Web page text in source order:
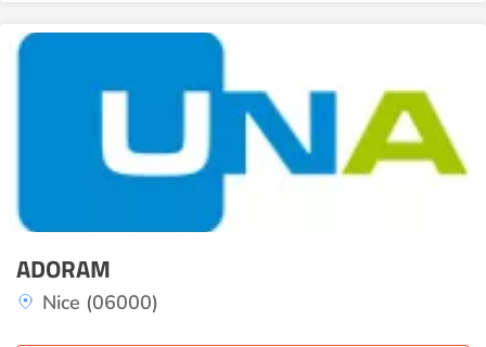
ADORAM
Nice (06000)